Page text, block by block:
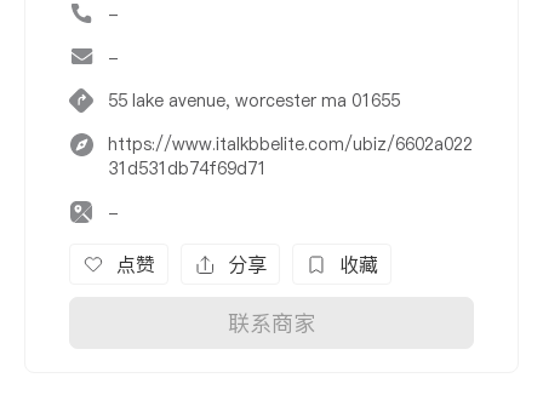
-
-
55 lake avenue, worcester ma 01655
https://www.italkbbelite.com/ubiz/6602a022
31d531db74f69d71
-
点赞 分享 收藏
联系商家